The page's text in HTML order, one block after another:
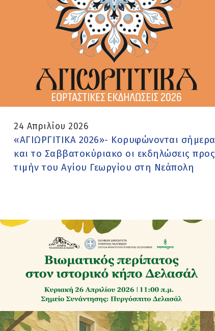
24 Απριλίου 2026
«ΑΓΙΩΡΓΙΤΙΚΑ 2026»- Κορυφώνονται σήμερα
και το Σαββατοκύριακο οι εκδηλώσεις προς
τιμήν του Αγίου Γεωργίου στη Νεάπολη